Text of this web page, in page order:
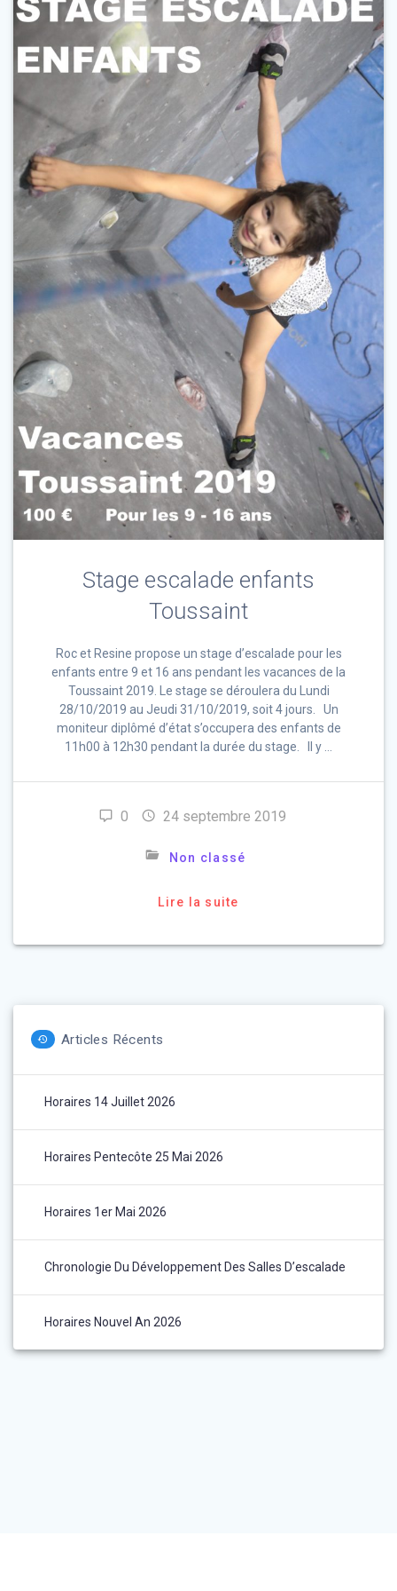
Stage escalade enfants
Toussaint
Roc et Resine propose un stage d’escalade pour les
enfants entre 9 et 16 ans pendant les vacances de la
Toussaint 2019. Le stage se déroulera du Lundi
28/10/2019 au Jeudi 31/10/2019, soit 4 jours. Un
moniteur diplômé d’état s’occupera des enfants de
11h00 à 12h30 pendant la durée du stage. Il y …
0 24 septembre 2019
Non classé
Lire la suite
Articles Récents
Horaires 14 Juillet 2026
Horaires Pentecôte 25 Mai 2026
Horaires 1er Mai 2026
Chronologie Du Développement Des Salles D’escalade
Horaires Nouvel An 2026